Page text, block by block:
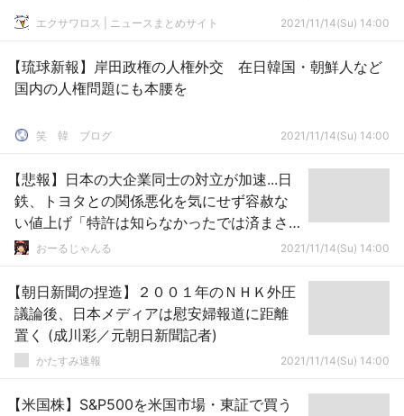
エクサワロス | ニュースまとめサイト 2021/11/14(Su) 14:00
【琉球新報】岸田政権の人権外交 在日韓国・朝鮮人など
国内の人権問題にも本腰を
笑 韓 ブログ 2021/11/14(Su) 14:00
【悲報】日本の大企業同士の対立が加速...日
鉄、トヨタとの関係悪化を気にせず容赦な
い値上げ「特許は知らなかったでは済まさ
れない」
おーるじゃんる 2021/11/14(Su) 14:00
【朝日新聞の捏造】２００１年のＮＨＫ外圧
議論後、日本メディアは慰安婦報道に距離
置く (成川彩／元朝日新聞記者)
かたすみ速報 2021/11/14(Su) 14:00
【米国株】S&P500を米国市場・東証で買う